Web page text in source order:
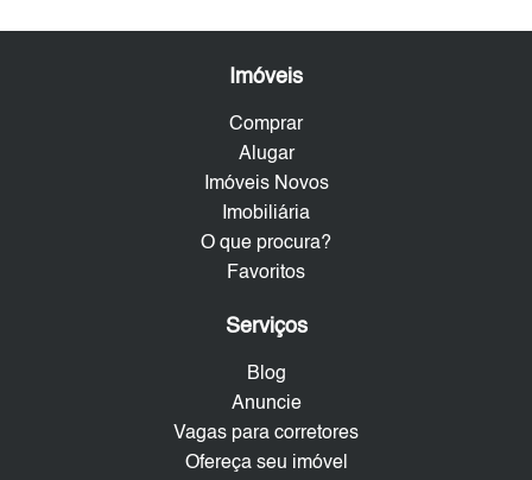
Imóveis
Comprar
Alugar
Imóveis Novos
Imobiliária
O que procura?
Favoritos
Serviços
Blog
Anuncie
Vagas para corretores
Ofereça seu imóvel